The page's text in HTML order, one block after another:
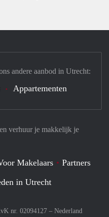
verhuur je makkelijk je
Makelaars
Partners
in Utrecht
nr. 02094127 – Nederland
andere aanbod in Utrecht:
Appartementen